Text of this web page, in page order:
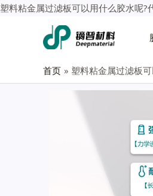
塑料粘金属过滤板可以用什么胶水呢?
首页 塑料粘金属过滤板